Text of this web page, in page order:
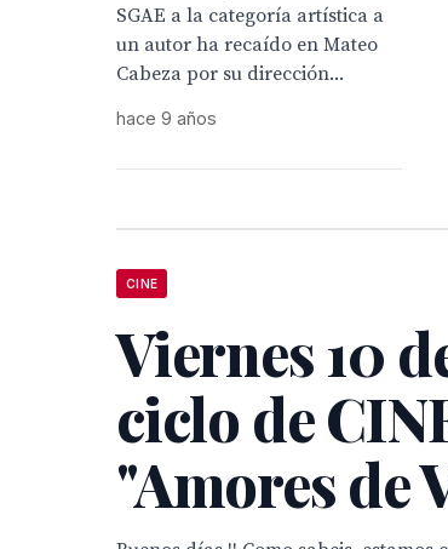
SGAE a la categoría artística a
un autor ha recaído en Mateo
Cabeza por su dirección...
hace 9 años
CINE
Viernes 10
ciclo de
"Amores de